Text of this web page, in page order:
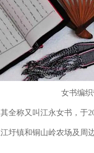
女书编
全称又叫江永女书，于
圩镇和铜山岭农场及